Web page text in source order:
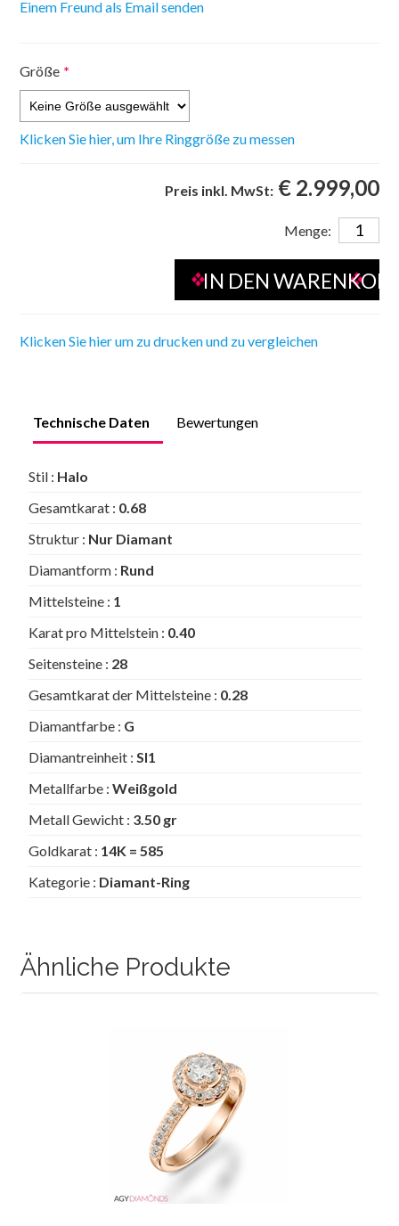
Größe *
Klicken Sie hier, um Ihre Ringgröße zu messen
Preis inkl. MwSt: € 2.999,00
Menge:
Klicken Sie hier um zu drucken und zu vergleichen
Technische Daten Bewertungen
Stil : Halo
Gesamtkarat : 0.68
Struktur : Nur Diamant
Diamantform : Rund
Mittelsteine : 1
Karat pro Mittelstein : 0.40
Seitensteine : 28
Gesamtkarat der Mittelsteine : 0.28
Diamantfarbe : G
Diamantreinheit :SI1
Metallfarbe :Weißgold
Metall Gewicht : 3.50 gr
Goldkarat : 14K = 585
Kategorie : Diamant-Ring
Ähnliche Produkte